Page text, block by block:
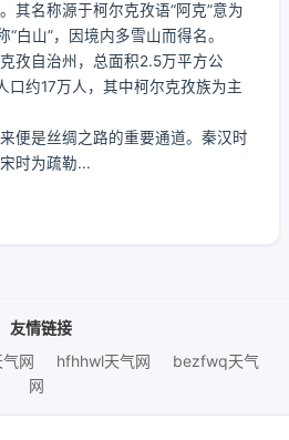
其名称源于柯尔克孜语“阿克”意为
“白山”，因境内多雪山而得名。
孜自治州，总面积2.5万平方公
口约17万人，其中柯尔克孜族为主
便是丝绸之路的重要通道。秦汉时
时为疏勒...
友情链接
网 hfhhwl天气网
bezfwq天气
网